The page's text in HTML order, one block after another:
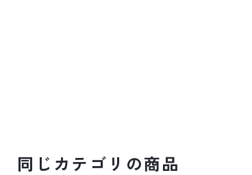
同じカテゴリの商品